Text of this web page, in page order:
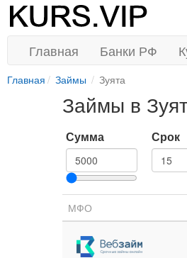
Главная Банки РФ
Главная Займы Зуята
Займы в
Сумма Срок
МФО